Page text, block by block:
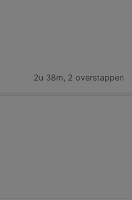
2u 38m, 2 overstappen